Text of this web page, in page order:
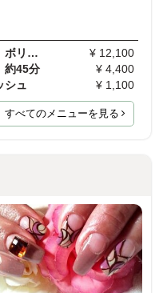
【エアリーボリュームラッシュ】 ボリューム 90分
¥ 12,100
約45分
¥ 4,400
シュ
¥ 1,100
すべてのメニューを見る